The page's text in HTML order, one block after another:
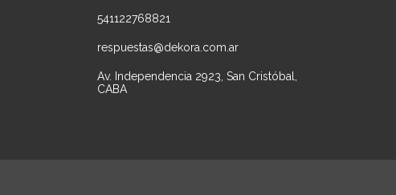
541122768821
respuestas@dekora.com.ar
Av. Independencia 2923, San Cristóbal,
CABA